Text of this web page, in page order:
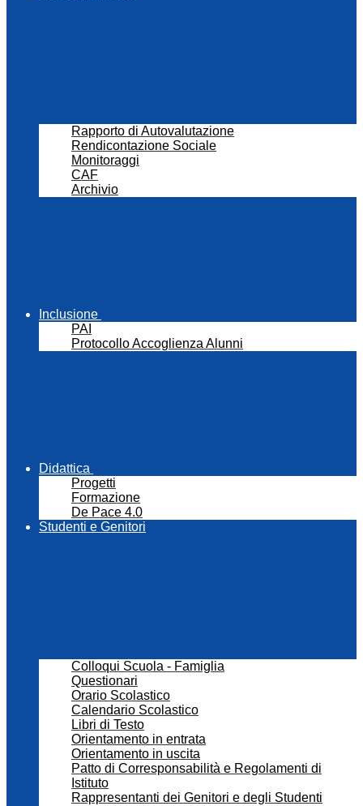
Rapporto di Autovalutazione
Rendicontazione Sociale
Monitoraggi
CAF
Archivio
Inclusione
PAI
Protocollo Accoglienza Alunni
Didattica
Progetti
Formazione
De Pace 4.0
Studenti e Genitori
Colloqui Scuola - Famiglia
Questionari
Orario Scolastico
Calendario Scolastico
Libri di Testo
Orientamento in entrata
Orientamento in uscita
Patto di Corresponsabilità e Regolamenti di
Istituto
Rappresentanti dei Genitori e degli Studenti